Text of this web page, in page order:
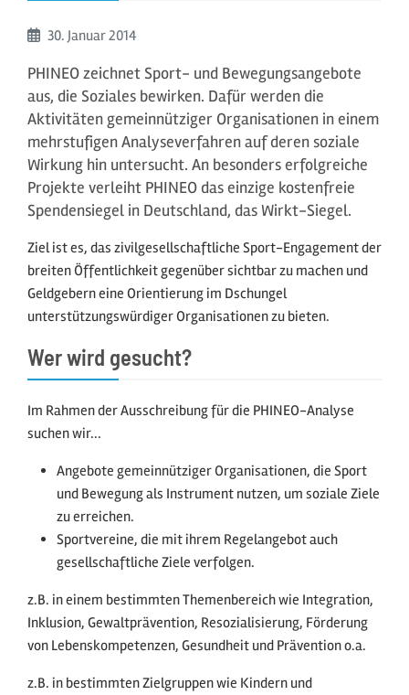
Beginn:
30. Januar2014
PHINEO zeichnet Sport- und Bewegungsangebote
aus, die Soziales bewirken. Dafür werden die
Aktivitäten gemeinnütziger Organisationen in einem
mehrstufigen Analyseverfahren auf deren soziale
Wirkung hin untersucht. An besonders erfolgreiche
Projekte verleiht PHINEO das einzige kostenfreie
Spendensiegel in Deutschland, das Wirkt-Siegel.
Ziel ist es, das zivilgesellschaftliche Sport-Engagement der
breiten Öffentlichkeit gegenüber sichtbar zu machen und
Geldgebern eine Orientierung im Dschungel
unterstützungswürdiger Organisationen zu bieten.
Wer wird gesucht?
Im Rahmen der Ausschreibung für die PHINEO-Analyse
suchen wir...
Angebote gemeinnütziger Organisationen, die Sport
und Bewegung als Instrument nutzen, um soziale Ziele
zu erreichen.
Sportvereine, die mit ihrem Regelangebot auch
gesellschaftliche Ziele verfolgen.
z.B. in einem bestimmten Themenbereich wie Integration,
Inklusion, Gewaltprävention, Resozialisierung, Förderung
von Lebenskompetenzen, Gesundheit und Prävention o.a.
z.B. in bestimmten Zielgruppen wie Kindern und